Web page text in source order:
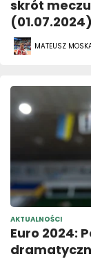
skrót
(01.07.2024)
MATEUSZ
AKTUALNOŚCI
Euro 2024: